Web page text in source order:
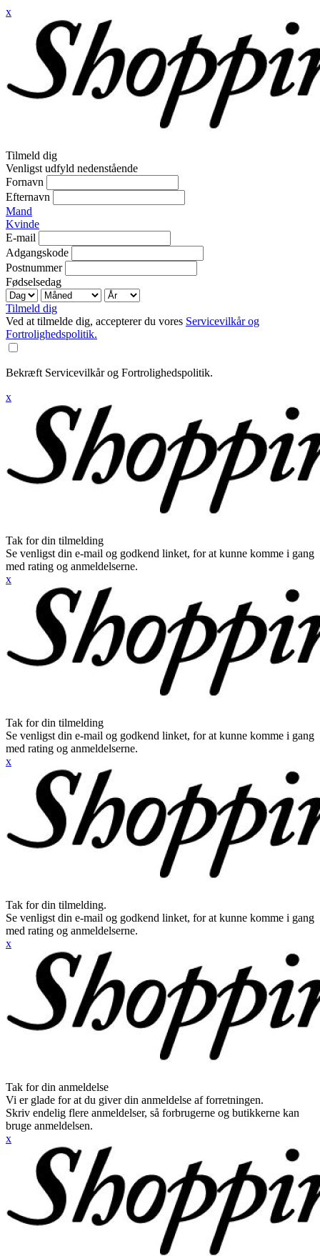
x
Tilmeld dig
Venligst udfyld nedenstående
Fornavn
Efternavn
Mand
Kvinde
E-mail
Adgangskode
Postnummer
Fødselsedag
Tilmeld dig
Ved at tilmelde dig, accepterer du vores Servicevilkår og
Fortrolighedspolitik.
Bekræft Servicevilkår og Fortrolighedspolitik.
x
Tak for din tilmelding
Se venligst din e-mail og godkend linket, for at kunne komme i gang
med rating og anmeldelserne.
x
Tak for din tilmelding
Se venligst din e-mail og godkend linket, for at kunne komme i gang
med rating og anmeldelserne.
x
Tak for din tilmelding.
Se venligst din e-mail og godkend linket, for at kunne komme i gang
med rating og anmeldelserne.
x
Tak for din anmeldelse
Vi er glade for at du giver din anmeldelse af forretningen.
Skriv endelig flere anmeldelser, så forbrugerne og butikkerne kan
bruge anmeldelsen.
x